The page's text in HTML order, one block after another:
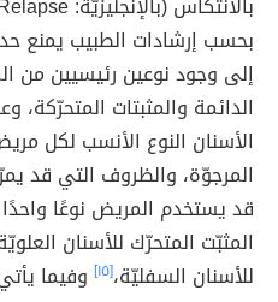
بحسب إرشادات الطبيب يمنع
إلى وجود نوعين رئيسيين من
الدائمة والمثبتات المتحرّكة،
الأسنان النوع الأنسب لكل
المرجوّة، والظروف التي قد
قد يستخدم المريض نوعًا
المثبّت المتحرّك للأسنان
للأسنان السفليّة،[١٥] وفيما